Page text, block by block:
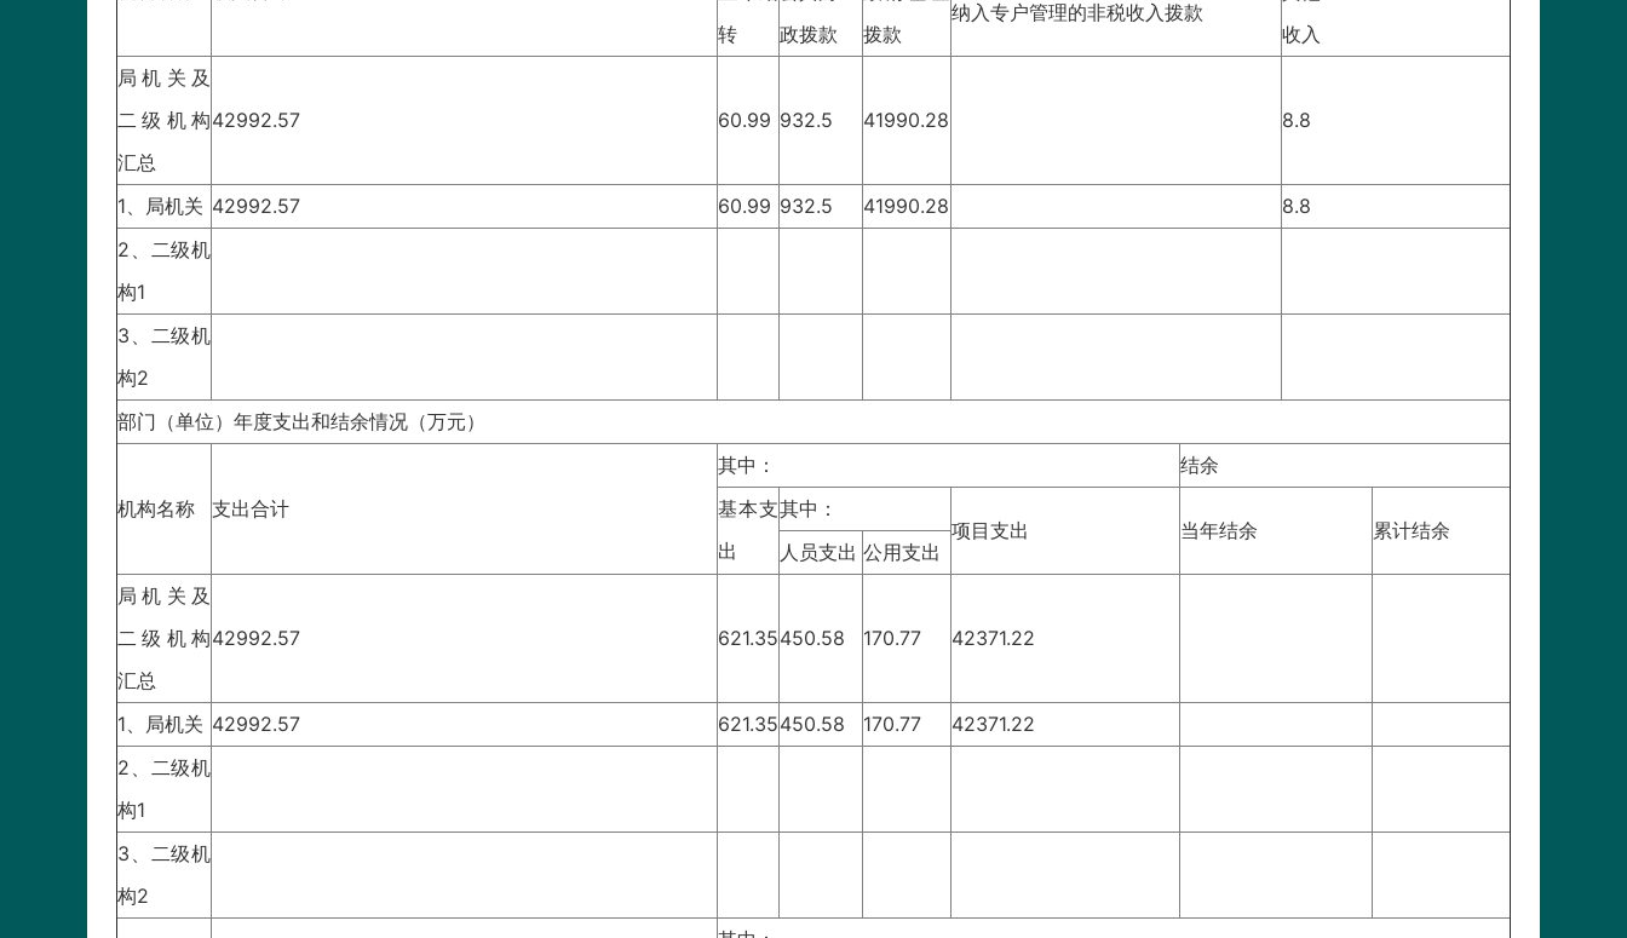
转
政拨款
拨款
纳入专户管理的非税收入拨款
收入
局机关及
二级机构
汇总
42992.57 60.99 932.5 41990.28 8.8
1、局机关 42992.57 60.99 932.5 41990.28
8.8
2、二级机
构1
3、二级机
构2
部门（单位）年度支出和结余情况（万元）
机构名称 支出合计
其中：
结余
基本支
出
其中：
项目支出
当年结余
累计结余
人员支出 公用支出
局机关及
二级机构
汇总
42992.57 621.35450.58 170.77 42371.22
1、局机关 42992.57 621.35450.58 170.77
42371.22
2、二级机
构1
3、二级机
构2